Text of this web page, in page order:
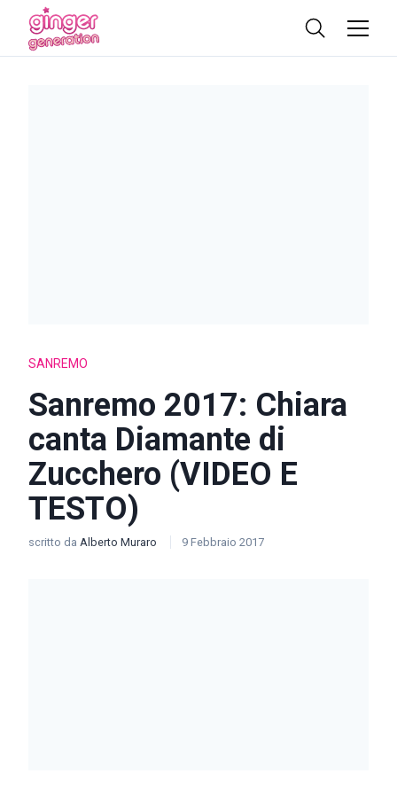
SANREMO
Sanremo 2017: Chiara
canta Diamante di
Zucchero (VIDEO E
TESTO)
scritto da Alberto Muraro 9 Febbraio 2017